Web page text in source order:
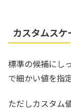
カスタムス
標準の候補にし
で細かい値を指
ただしカスタム